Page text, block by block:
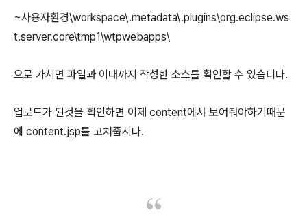
~사용자환경\workspace\.metadata\.plugins\org.eclipse.ws
t.server.core\tmp1\wtpwebapps\
으로 가시면 파일과 이때까지 작성한 소스를 확인할 수 있습니다.
업로드가 된것을 확인하면 이제 content에서 보여줘야하기때문
에 content.jsp를 고쳐줍시다.